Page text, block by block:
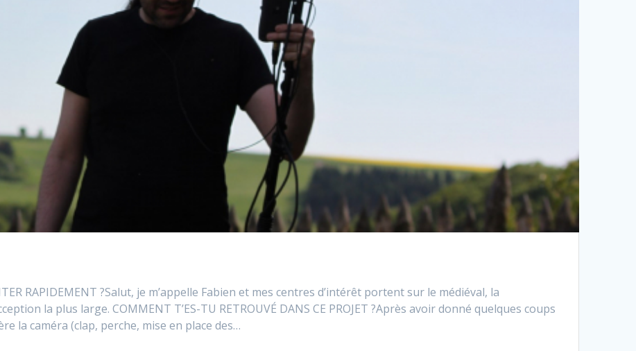
RAPIDEMENT ?Salut, je m’appelle Fabien et mes centres d’intérêt portent sur le médiéval, la
la plus large. COMMENT T’ES-TU RETROUVÉ DANS CE PROJET ?Après avoir donné quelques coups
la caméra (clap, perche, mise en place des…